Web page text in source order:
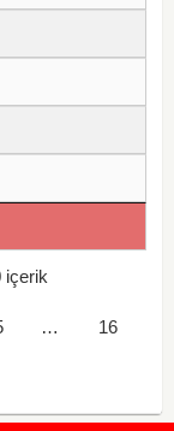
içerik
… 16